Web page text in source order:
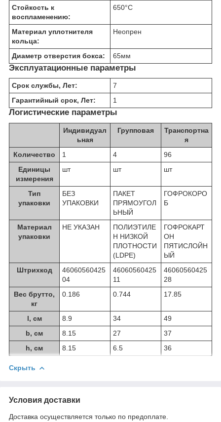
Стойкость к
воспламенению:
650°C
Материал уплотнителя
кольца:
Неопрен
Диаметр отверстия бокса: 65мм
Эксплуатационные параметры
Срок службы, Лет:
7
Гарантийный срок, Лет:
1
Логистические параметры
Индивидуал
ьная
Групповая
Транспортна
я
Количество
1 4
96
Единицы
измерения
шт шт шт
Тип
упаковки
БЕЗ
УПАКОВКИ
ПАКЕТ
ПРЯМОУГОЛ
ЬНЫЙ
ГОФРОКОРО
Б
Материал
упаковки
НЕ УКАЗАН
ПОЛИЭТИЛЕ
Н НИЗКОЙ
ПЛОТНОСТИ
(LDPE)
ГОФРОКАРТ
ОН
ПЯТИСЛОЙН
ЫЙ
Штрихкод
46060560425
04
46060560425
11
46060560425
28
Вес брутто,
кг
0.186 0.744 17.85
l, см 8.9 34
49
b, см
8.15 27
37
h, см
8.15 6.5 36
Скрыть
Условия доставки
Доставка осуществляется только по предоплате.